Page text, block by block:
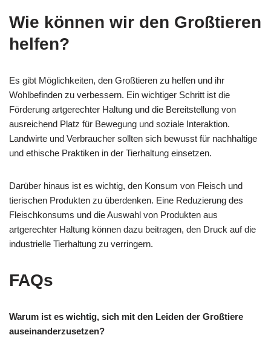
Wie können wir den Großtieren
helfen?
Es gibt Möglichkeiten, den Großtieren zu helfen und ihr
Wohlbefinden zu verbessern. Ein wichtiger Schritt ist die
Förderung artgerechter Haltung und die Bereitstellung von
ausreichend Platz für Bewegung und soziale Interaktion.
Landwirte und Verbraucher sollten sich bewusst für nachhaltige
und ethische Praktiken in der Tierhaltung einsetzen.
Darüber hinaus ist es wichtig, den Konsum von Fleisch und
tierischen Produkten zu überdenken. Eine Reduzierung des
Fleischkonsums und die Auswahl von Produkten aus
artgerechter Haltung können dazu beitragen, den Druck auf die
industrielle Tierhaltung zu verringern.
FAQs
Warum ist es wichtig, sich mit den Leiden der Großtiere
auseinanderzusetzen?